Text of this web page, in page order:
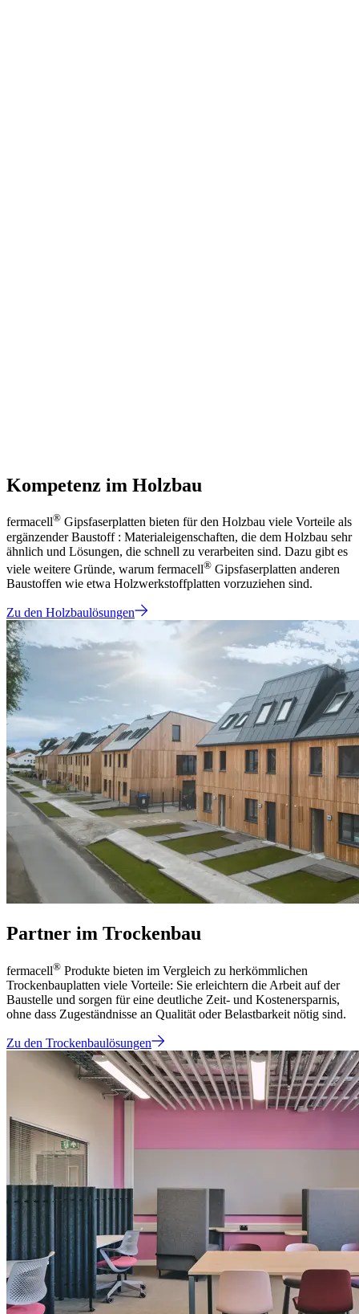
Kompetenz im Holzbau
fermacell® Gipsfaserplatten bieten für den Holzbau viele Vorteile als
ergänzender Baustoff : Materialeigenschaften, die dem Holzbau sehr
ähnlich und Lösungen, die schnell zu verarbeiten sind. Dazu gibt es
viele weitere Gründe, warum fermacell® Gipsfaserplatten anderen
Baustoffen wie etwa Holzwerkstoffplatten vorzuziehen sind.
Zu den Holzbaulösungen
Partner im Trockenbau
fermacell® Produkte bieten im Vergleich zu herkömmlichen
Trockenbauplatten viele Vorteile: Sie erleichtern die Arbeit auf der
Baustelle und sorgen für eine deutliche Zeit- und Kostenersparnis,
ohne dass Zugeständnisse an Qualität oder Belastbarkeit nötig sind.
Zu den Trockenbaulösungen